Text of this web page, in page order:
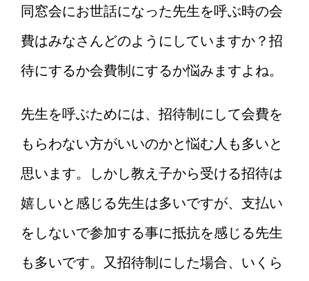
同窓会にお世話になった先生を呼ぶ時の会
費はみなさんどのようにしていますか？招
待にするか会費制にするか悩みますよね。
先生を呼ぶためには、招待制にして会費を
もらわない方がいいのかと悩む人も多いと
思います。しかし教え子から受ける招待は
嬉しいと感じる先生は多いですが、支払い
をしないで参加する事に抵抗を感じる先生
も多いです。又招待制にした場合、いくら